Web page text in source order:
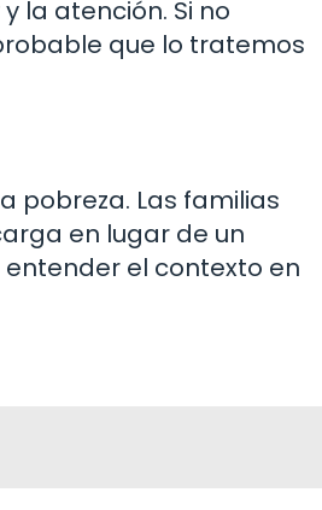
la atención. Si no
que lo tratemos
pobreza. Las familias
en lugar de un
el contexto en